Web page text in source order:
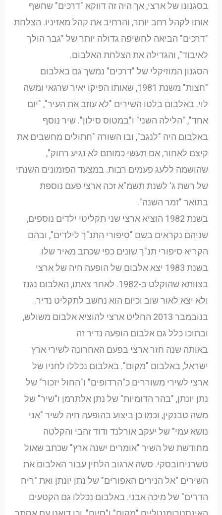
בסגנונו של ארצי, אך היה זה דווקא "דרכים" שחשף
אותו לקהל רחב יותר, והרחיב את קהל מאזיניו. הצלחת
"דרכים" הביאה לחשיפה גדולה יותר של "גבר הולך
לאיבוד", והגדילה את הצלחת האלבום.
הסגנון המוזיקלי של "דרכים" נמשך גם באלבום
"חצות" משנת 1981, שאותו הפיקו יאיר שרגאי ומשה
לוי. באלבום בלטו השירים "לא עוזב את העיר", "יום
אחד", "הלילה השני" ו"במטוס סילון". שיר נוסף
באלבום היה "לנגב", ובו השורה "חתולים מחשבים את
קיצם לאחור, אם תעשי כמותם לא נגיע רחוק",
שהושמה ללעג פעמים רבות. במצעד הפזמונים השנתי
של רשת ג' לשנת תשמ"א זכה ארצי פעם נוספת
בתואר "זמר השנה".
בשנת 1982 הוציא ארצי שני תקליטי ילדים נוספים,
שניהם נקראים בשם "סיפורי התנ"ך לילדים", ובהם
הקריא סיפורי תנ"ך שונים כפי שכתב מאיר שלו.
בשנת 1983 יצא אלבום של הופעה חיה של ארצי
בצוותא שהוקלט ב-1982. לאחר צאתו, האלבום נגנז
ולא יצא לאור שוב וכיום הוא נחשב לתקליט נדיר.
בנובמבר 2013 החליט ארצי להוציא אלבום משולש,
ובתוכו כלל גם אלבום הופעה נדיר זה
באותה שנה חזר ארצי בפעם האחרונה לשירי ארץ
ישראל, באלבום "מקום". באלבום נכללו לחניו של
ארצי לשירי משוררים כ"הרדופים" ו"החול יזכור" של
נתן יונתן, "בהר הדומיות" של נתן אלתרמן ו"שיר" של
משה טבנקין, וכמו כן ביצוע בהופעה חיה לשיר "אני
נושא עמי" של יעקב אורלנד ודוד זהבי והקלטה
מחודשת של השיר "אומרים ישנה ארץ" שכתב שאול
טשרניחובסקי. סשה ארגוב הלחין עבור האלבום את
השירים "אל הנירים האפורים" של נתן יונתן ואת "ריח
הדרים" של מיכה אבני. באלבום נכללו גם הקטעים